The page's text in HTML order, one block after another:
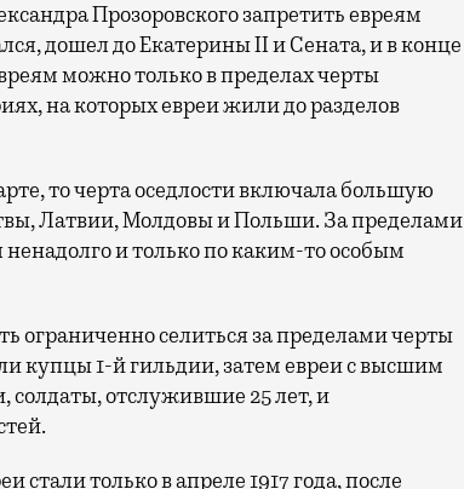
Прозоровского запретить евреям
дошел до Екатерины II и Сената, и в конце
можно только в пределах черты
на которых евреи жили до разделов
то черта оседлости включала большую
Латвии, Молдовы и Польши. За пределами
и только по каким-то особым
ограниченно селиться за пределами черты
купцы 1-й гильдии, затем евреи с высшим
солдаты, отслужившие 25 лет, и
только в апреле 1917 года, после